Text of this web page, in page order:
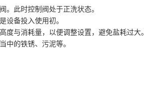
。此时控制阀处于正洗状态。
设备投入使用初。
与消耗量，以便调整设置，避免盐耗过大。
中的铁锈、污泥等。